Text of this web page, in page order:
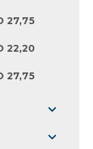
27,75
22,20
27,75